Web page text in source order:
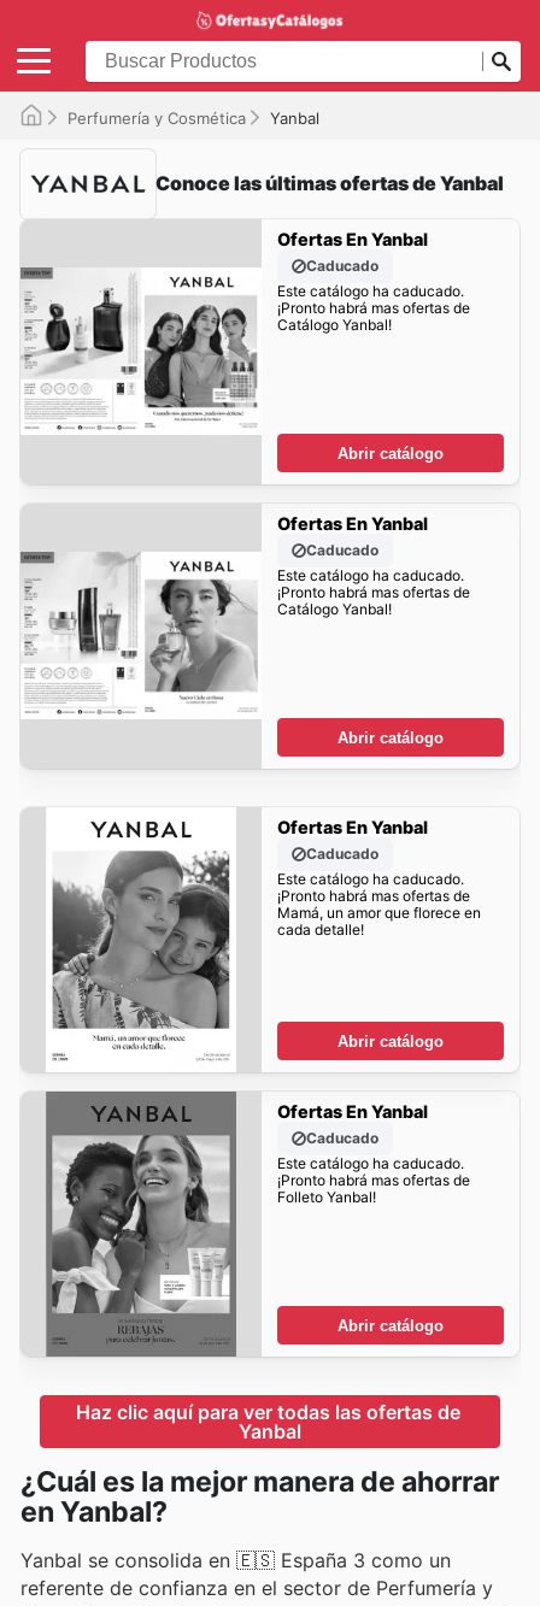
Perfumería y Cosmética Yanbal
Conoce las últimas ofertas de Yanbal
Ofertas En Yanbal
Caducado
Este catálogo ha caducado.
¡Pronto habrá mas ofertas de
Catálogo Yanbal!
Abrir catálogo
Ofertas En Yanbal
Caducado
Este catálogo ha caducado.
¡Pronto habrá mas ofertas de
Catálogo Yanbal!
Abrir catálogo
Ofertas En Yanbal
Caducado
Este catálogo ha caducado.
¡Pronto habrá mas ofertas de
Mamá, un amor que florece en
cada detalle!
Abrir catálogo
Ofertas En Yanbal
Caducado
Este catálogo ha caducado.
¡Pronto habrá mas ofertas de
Folleto Yanbal!
Abrir catálogo
Haz clic aquí para ver todas las ofertas de
Yanbal
¿Cuál es la mejor manera de ahorrar
en Yanbal?
Yanbal se consolida en 🇪🇸 España 3 como un
referente de confianza en el sector de Perfumería y